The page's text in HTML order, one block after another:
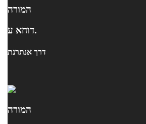
המורה
דוחא ע.
דרך אנתרנת
המורה